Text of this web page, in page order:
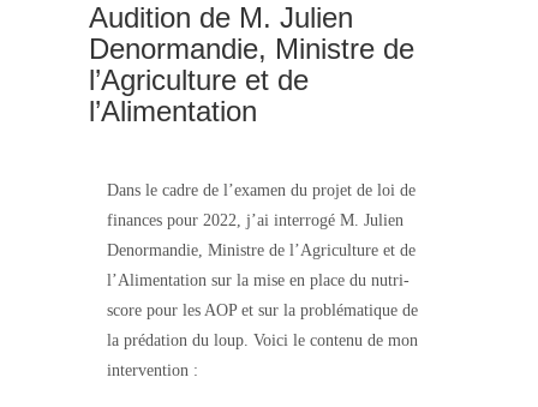
Audition de M. Julien
Denormandie, Ministre de
l’Agriculture et de
l’Alimentation
Dans le cadre de l’examen du projet de loi de
finances pour 2022, j’ai interrogé M. Julien
Denormandie, Ministre de l’Agriculture et de
l’Alimentation sur la mise en place du nutri-
score pour les AOP et sur la problématique de
la prédation du loup. Voici le contenu de mon
intervention :